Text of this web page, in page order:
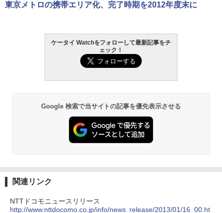
東京メトロの携帯エリア化、完了時期を2012年度末に
ケータイ Watchをフォローして最新記事をチ
ェック！
Google 検索で当サイトの記事を優先表示させる
関連リンク
NTTドコモニュースリリース
http://www.nttdocomo.co.jp/info/news_release/2013/01/16_00.ht